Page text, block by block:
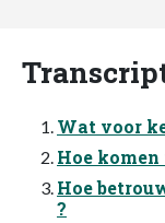
Wat voor
Hoe
Hoe
?